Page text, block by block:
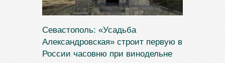
Севастополь: «Усадьба
Александровская» строит первую в
России часовню при винодельне